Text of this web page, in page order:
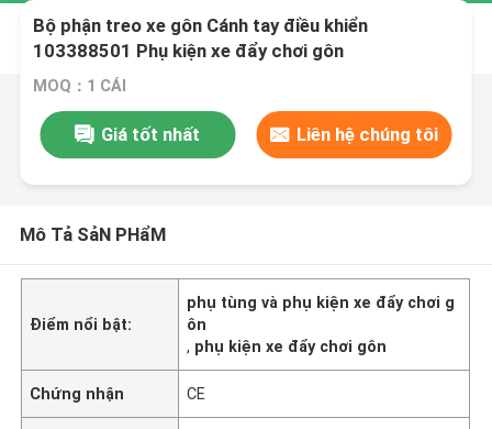
Bộ phận treo xe gôn Cánh tay điều khiển
103388501 Phụ kiện xe đẩy chơi gôn
MOQ：1 CÁI
Giá tốt nhất Liên hệ chúng tôi
Mô Tả SảN PHẩM
Điểm nổi bật:
phụ tùng và phụ kiện xe đẩy chơi g
ôn
, phụ kiện xe đẩy chơi gôn
Chứng nhận CE